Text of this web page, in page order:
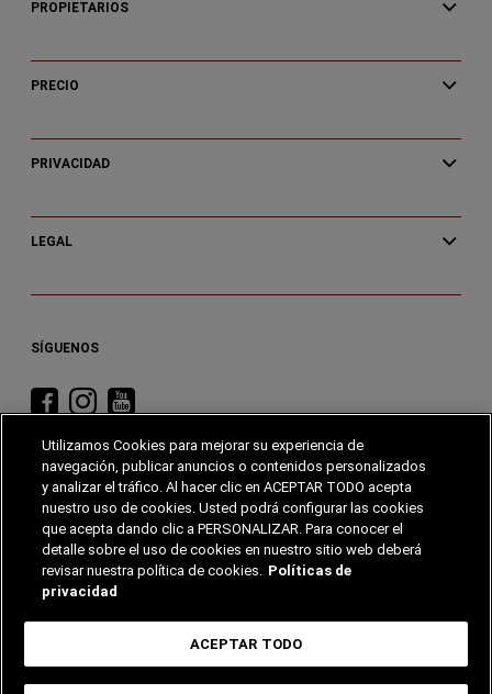
PROPIETARIOS
PRECIO
PRIVACIDAD
LEGAL
SÍGUENOS
Visita
en
Facebook
Visita
en
Instagram
Visita
en
YouTube
STELLANTIS DODGE JEEP
Precios y equipamiento sujetos a variación de acuerdo a condiciones y disponibilidad
Utilizamos Cookies para mejorar su experiencia de
navegación, publicar anuncios o contenidos personalizados
y analizar el tráfico. Al hacer clic en ACEPTAR TODO acepta
nuestro uso de cookies. Usted podrá configurar las cookies
que acepta dando clic a PERSONALIZAR. Para conocer el
detalle sobre el uso de cookies en nuestro sitio web deberá
revisar nuestra política de cookies. Políticas de
privacidad
ACEPTAR TODO